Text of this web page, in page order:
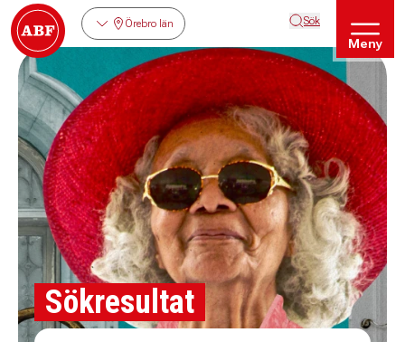
Örebro län Sök
Meny
Sökresultat